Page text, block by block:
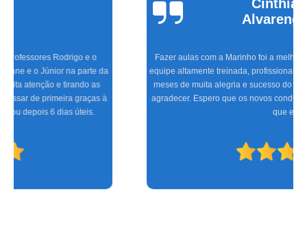
Cinthia
Alvarenga
Fazer aulas com a Marinho foi a melhor experiência que tive, com uma
equipe altamente treinada, profissionais de excelente gabarito, foram seis
meses de muita alegria e sucesso do CFC às aulas práticas, só tenho a
agradecer. Espero que os novos condutores tenham a mesma satisfação